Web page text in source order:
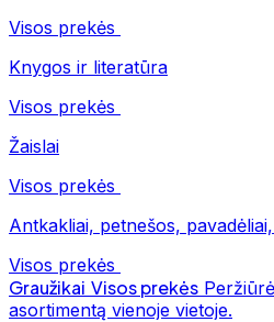
Visos prekės
Knygos ir literatūra
Visos prekės
Žaislai
Visos prekės
Antkakliai, petnešos,
Visos prekės
Graužikai Visos prekės
asortimentą vienoje vietoje.